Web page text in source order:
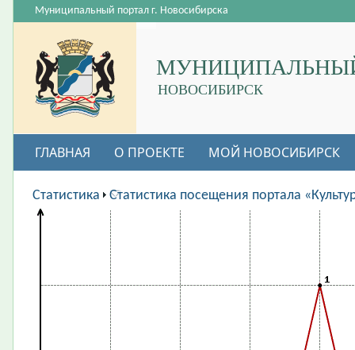
НОВОСИБИРСК
Муниципальный портал г. Новосибирска
ГЛАВНАЯ О ПРОЕКТЕ МОЙ НОВОСИБИРСК
ВАКАНСИИ
Статистика Статистика посещения портала